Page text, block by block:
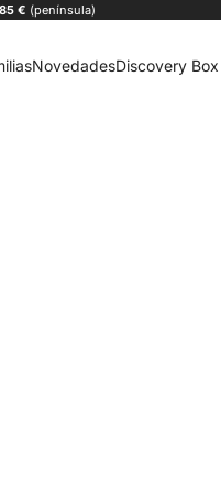
85 € (península)
NovedadesDiscovery Box